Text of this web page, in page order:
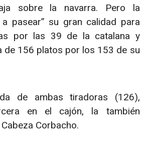
sobre la navarra. Pero la
a pasear” su gran calidad para
por las 39 de la catalana y
de 156 platos por los 153 de su
de ambas tiradoras (126),
en el cajón, la también
Corbacho.